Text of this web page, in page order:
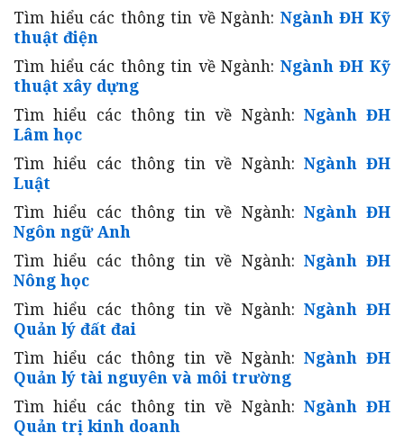
Tìm hiểu các thông tin về Ngành: Ngành ĐH Kỹ
thuật điện
Tìm hiểu các thông tin về Ngành: Ngành ĐH Kỹ
thuật xây dựng
Tìm hiểu các thông tin về Ngành: Ngành ĐH
Lâm học
Tìm hiểu các thông tin về Ngành: Ngành ĐH
Luật
Tìm hiểu các thông tin về Ngành: Ngành ĐH
Ngôn ngữ Anh
Tìm hiểu các thông tin về Ngành: Ngành ĐH
Nông học
Tìm hiểu các thông tin về Ngành: Ngành ĐH
Quản lý đất đai
Tìm hiểu các thông tin về Ngành: Ngành ĐH
Quản lý tài nguyên và môi trường
Tìm hiểu các thông tin về Ngành: Ngành ĐH
Quản trị kinh doanh